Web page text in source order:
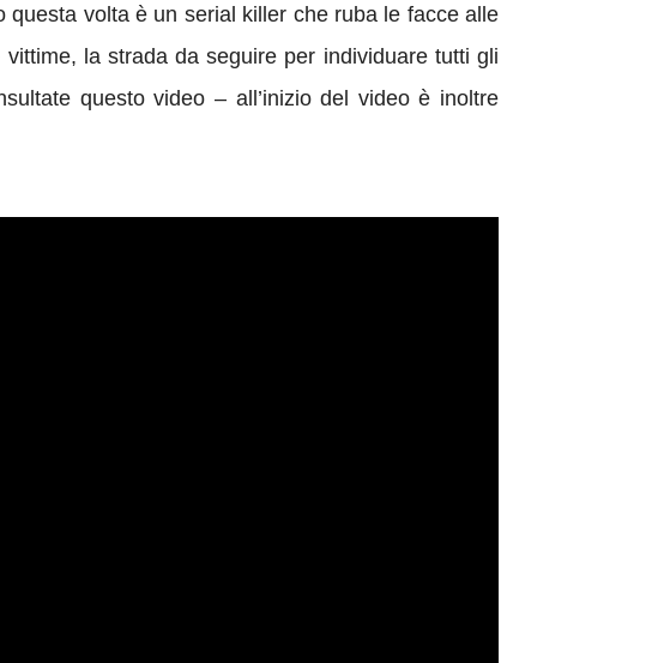
volta è un serial killer che ruba le facce alle
la strada da seguire per individuare tutti gli
questo video – all’inizio del video è inoltre